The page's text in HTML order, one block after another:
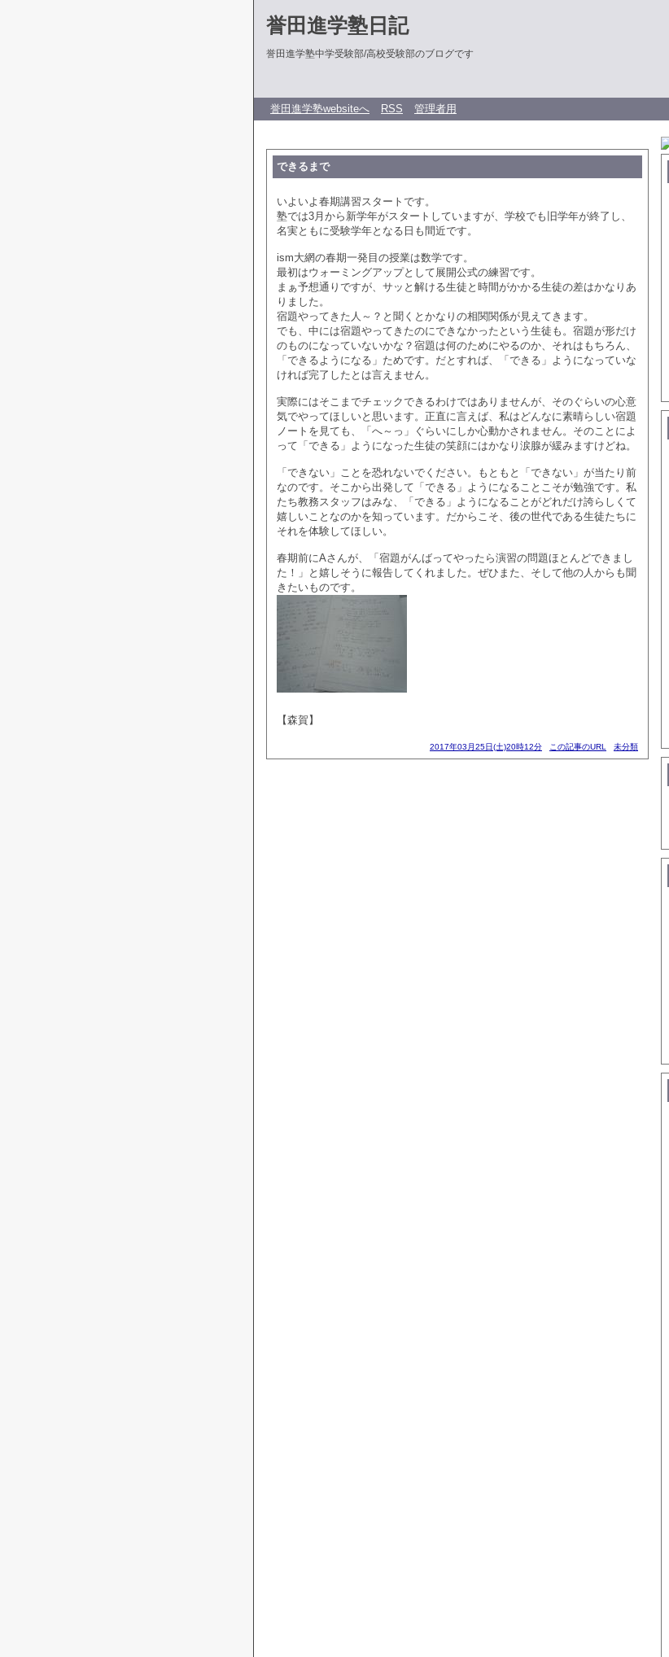
誉田進学塾日記
誉田進学塾中学受験部/高校受験部のブログです
誉田進学塾websiteへ RSS 管理者用
できるまで
いよいよ春期講習スタートです。
塾では3月から新学年がスタートしていますが、学校でも旧学年が終了し、
名実ともに受験学年となる日も間近です。
ism大網の春期一発目の授業は数学です。
最初はウォーミングアップとして展開公式の練習です。
まぁ予想通りですが、サッと解ける生徒と時間がかかる生徒の差はかなりあ
りました。
宿題やってきた人～？と聞くとかなりの相関関係が見えてきます。
でも、中には宿題やってきたのにできなかったという生徒も。宿題が形だけ
のものになっていないかな？宿題は何のためにやるのか、それはもちろん、
「できるようになる」ためです。だとすれば、「できる」ようになっていな
ければ完了したとは言えません。
実際にはそこまでチェックできるわけではありませんが、そのぐらいの心意
気でやってほしいと思います。正直に言えば、私はどんなに素晴らしい宿題
ノートを見ても、「へ～っ」ぐらいにしか心動かされません。そのことによ
って「できる」ようになった生徒の笑顔にはかなり涙腺が緩みますけどね。
「できない」ことを恐れないでください。もともと「できない」が当たり前
なのです。そこから出発して「できる」ようになることこそが勉強です。私
たち教務スタッフはみな、「できる」ようになることがどれだけ誇らしくて
嬉しいことなのかを知っています。だからこそ、後の世代である生徒たちに
それを体験してほしい。
春期前にAさんが、「宿題がんばってやったら演習の問題ほとんどできまし
た！」と嬉しそうに報告してくれました。ぜひまた、そして他の人からも聞
きたいものです。
【森賀】
2017年03月25日(土)20時12分 この記事のURL 未分類